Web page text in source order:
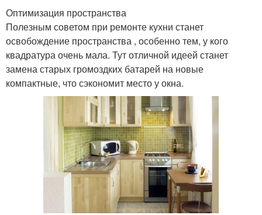
Оптимизация пространства
Полезным советом при ремонте кухни станет
освобождение пространства , особенно тем, у кого
квадратура очень мала. Тут отличной идеей станет
замена старых громоздких батарей на новые
компактные, что сэкономит место у окна.